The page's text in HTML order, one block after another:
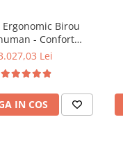
Ergonomic Birou
- Confort
Reglaje Inteligente
la Birou
Lei
IN COS